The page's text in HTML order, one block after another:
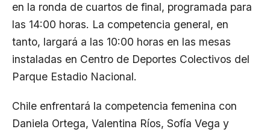
en la ronda de cuartos de final, programada para
las 14:00 horas. La competencia general, en
tanto, largará a las 10:00 horas en las mesas
instaladas en Centro de Deportes Colectivos del
Parque Estadio Nacional.
Chile enfrentará la competencia femenina con
Daniela Ortega, Valentina Ríos, Sofía Vega y